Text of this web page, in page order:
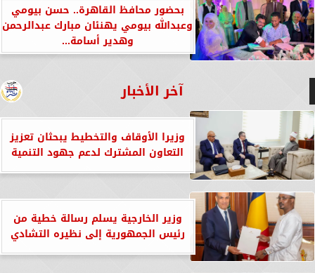
بحضور محافظ القاهرة.. حسن بيومي
وعبدالله بيومي يهنئان مبارك عبدالرحمن
وهدير أسامة...
آخر الأخبار
وزيرا الأوقاف والتخطيط يبحثان تعزيز
التعاون المشترك لدعم جهود التنمية
وزير الخارجية يسلم رسالة خطية من
رئيس الجمهورية إلى نظيره التشادي